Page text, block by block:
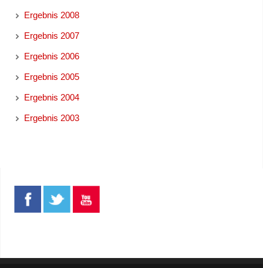
Ergebnis 2008
Ergebnis 2007
Ergebnis 2006
Ergebnis 2005
Ergebnis 2004
Ergebnis 2003